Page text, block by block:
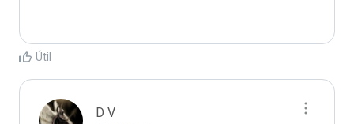
Útil
D V